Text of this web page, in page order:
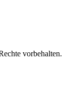
vorbehalten.